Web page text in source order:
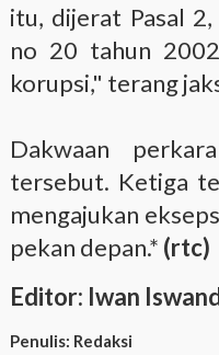
itu, dijerat Pasal
no 20 tahun
korupsi," terang
Dakwaan
tersebut. Ketiga
mengajukan
pekan depan.* (rtc)
Editor: Iwan
Penulis: Redaksi